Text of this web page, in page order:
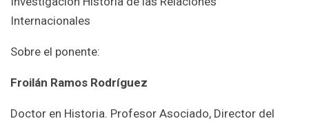
Internacionales
Sobre el ponente:
Froilán Ramos Rodríguez
Doctor en Historia. Profesor Asociado, Director del